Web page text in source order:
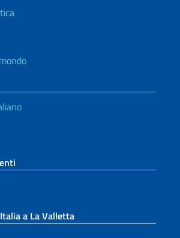
a La Valletta